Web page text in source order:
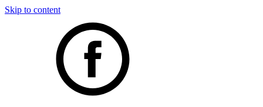
Skip to content